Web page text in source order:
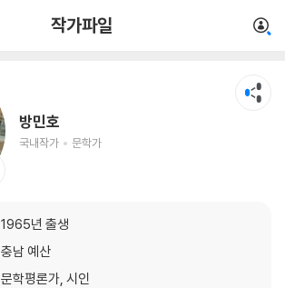
작가파일
방민호
국내작가 문학가
1965년 출생
충남 예산
문학평론가, 시인